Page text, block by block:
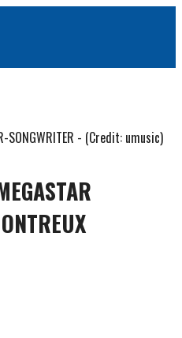
SONGWRITER - (Credit: umusic)